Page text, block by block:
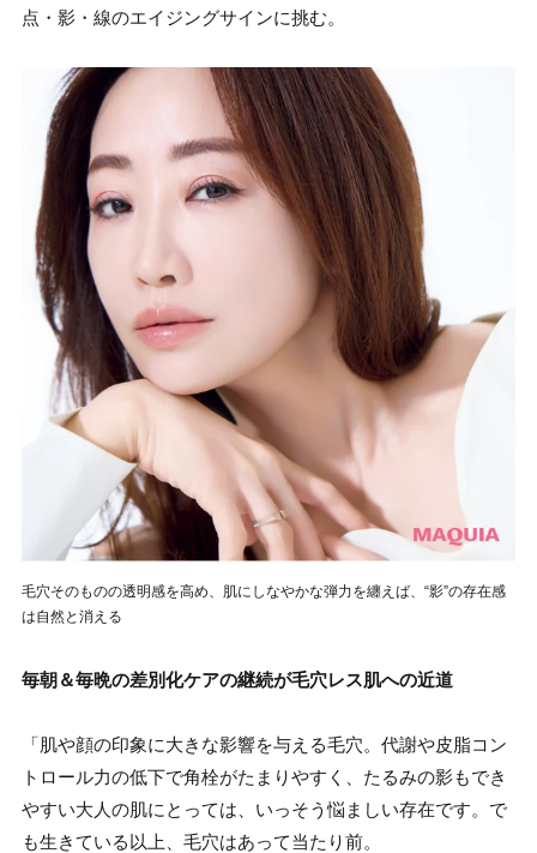
点・影・線のエイジングサインに挑む。
毛穴そのものの透明感を高め、肌にしなやかな弾力を纏えば、“影”の存在感
は自然と消える
毎朝＆毎晩の差別化ケアの継続が毛穴レス肌への近道
「肌や顔の印象に大きな影響を与える毛穴。代謝や皮脂コン
トロール力の低下で角栓がたまりやすく、たるみの影もでき
やすい大人の肌にとっては、いっそう悩ましい存在です。で
も生きている以上、毛穴はあって当たり前。